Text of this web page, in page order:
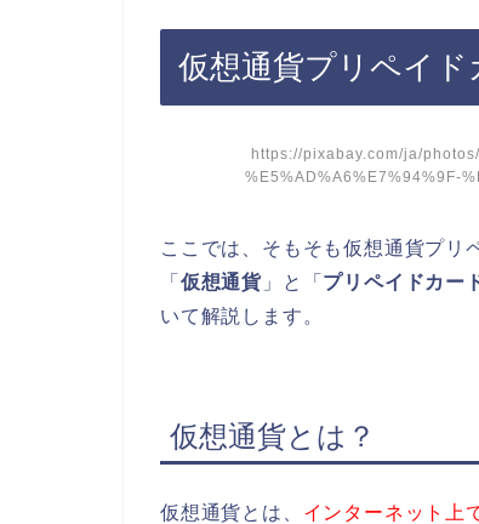
仮想通貨プリペイド
https://pixabay.com/ja/
%E5%AD%A6%E7%94%9F-
ここでは、そもそも仮想通貨プリ
「 仮想通貨 」と「 プリペイドカー
いて解説します。
仮想通貨とは？
仮想通貨とは、 インターネット上